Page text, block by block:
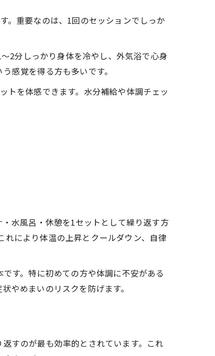
。重要なのは、1回のセッションでしっか
2分しっかり身体を冷やし、外気浴で心身
感覚を得る方も多いです。
トを体感できます。水分補給や体調チェッ
水風呂・休憩を1セットとして繰り返す方
れにより体温の上昇とクールダウン、自律
す。特に初めての方や体調に不安がある
やめまいのリスクを防げます。
すのが最も効率的とされています。これ